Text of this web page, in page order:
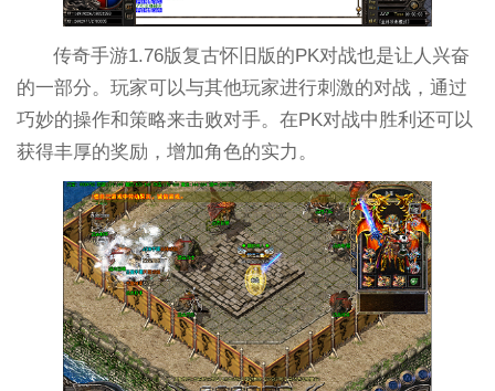
传奇手游1.76版复古怀旧版的PK对战也是让人兴奋
的一部分。玩家可以与其他玩家进行刺激的对战，通过
巧妙的操作和策略来击败对手。在PK对战中胜利还可以
获得丰厚的奖励，增加角色的实力。